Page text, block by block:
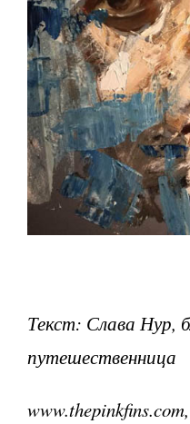
Текст: Слава Нур,
путешественница